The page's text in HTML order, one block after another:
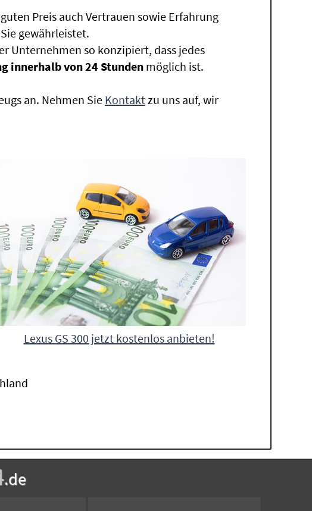
Preis auch Vertrauen sowie Erfahrung
gewährleistet.
Unternehmen so konzipiert, dass jedes
innerhalb von 24 Stundenmöglich ist.
an. Nehmen Sie Kontaktzu uns auf, wir
Lexus GS 300 jetzt kostenlos anbieten!
.de